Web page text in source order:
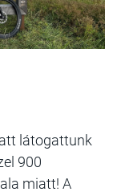
látogattunk
900
miatt! A